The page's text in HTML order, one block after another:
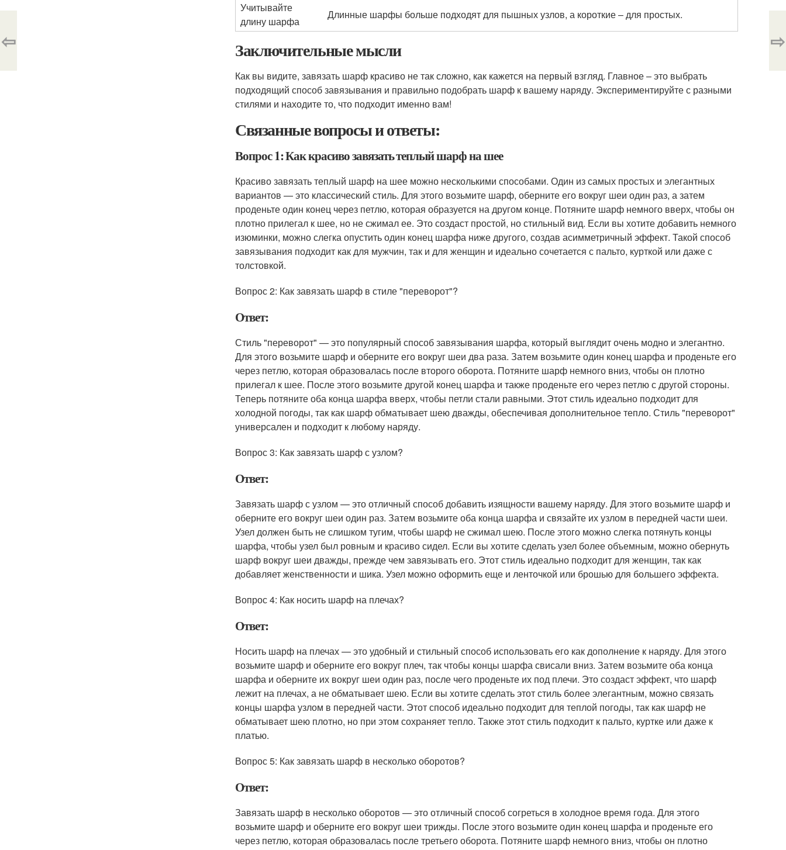
Учитывайте
длину шарфа
Длинные шарфы больше подходят для пышных узлов, а короткие – для простых.
Заключительные мысли
Как вы видите, завязать шарф красиво не так сложно, как кажется на первый взгляд. Главное – это выбрать
подходящий способ завязывания и правильно подобрать шарф к вашему наряду. Экспериментируйте с разными
стилями и находите то, что подходит именно вам!
Связанные вопросы и ответы:
Вопрос 1: Как красиво завязать теплый шарф на шее
Красиво завязать теплый шарф на шее можно несколькими способами. Один из самых простых и элегантных
вариантов — это классический стиль. Для этого возьмите шарф, оберните его вокруг шеи один раз, а затем
проденьте один конец через петлю, которая образуется на другом конце. Потяните шарф немного вверх, чтобы он
плотно прилегал к шее, но не сжимал ее. Это создаст простой, но стильный вид. Если вы хотите добавить немного
изюминки, можно слегка опустить один конец шарфа ниже другого, создав асимметричный эффект. Такой способ
завязывания подходит как для мужчин, так и для женщин и идеально сочетается с пальто, курткой или даже с
толстовкой.
Вопрос 2: Как завязать шарф в стиле "переворот"?
Ответ:
Стиль "переворот" — это популярный способ завязывания шарфа, который выглядит очень модно и элегантно.
Для этого возьмите шарф и оберните его вокруг шеи два раза. Затем возьмите один конец шарфа и проденьте его
через петлю, которая образовалась после второго оборота. Потяните шарф немного вниз, чтобы он плотно
прилегал к шее. После этого возьмите другой конец шарфа и также проденьте его через петлю с другой стороны.
Теперь потяните оба конца шарфа вверх, чтобы петли стали равными. Этот стиль идеально подходит для
холодной погоды, так как шарф обматывает шею дважды, обеспечивая дополнительное тепло. Стиль "переворот"
универсален и подходит к любому наряду.
Вопрос 3: Как завязать шарф с узлом?
Ответ:
Завязать шарф с узлом — это отличный способ добавить изящности вашему наряду. Для этого возьмите шарф и
оберните его вокруг шеи один раз. Затем возьмите оба конца шарфа и связайте их узлом в передней части шеи.
Узел должен быть не слишком тугим, чтобы шарф не сжимал шею. После этого можно слегка потянуть концы
шарфа, чтобы узел был ровным и красиво сидел. Если вы хотите сделать узел более объемным, можно обернуть
шарф вокруг шеи дважды, прежде чем завязывать его. Этот стиль идеально подходит для женщин, так как
добавляет женственности и шика. Узел можно оформить еще и ленточкой или брошью для большего эффекта.
Вопрос 4: Как носить шарф на плечах?
Ответ:
Носить шарф на плечах — это удобный и стильный способ использовать его как дополнение к наряду. Для этого
возьмите шарф и оберните его вокруг плеч, так чтобы концы шарфа свисали вниз. Затем возьмите оба конца
шарфа и оберните их вокруг шеи один раз, после чего проденьте их под плечи. Это создаст эффект, что шарф
лежит на плечах, а не обматывает шею. Если вы хотите сделать этот стиль более элегантным, можно связать
концы шарфа узлом в передней части. Этот способ идеально подходит для теплой погоды, так как шарф не
обматывает шею плотно, но при этом сохраняет тепло. Также этот стиль подходит к пальто, куртке или даже к
платью.
Вопрос 5: Как завязать шарф в несколько оборотов?
Ответ:
Завязать шарф в несколько оборотов — это отличный способ согреться в холодное время года. Для этого
возьмите шарф и оберните его вокруг шеи трижды. После этого возьмите один конец шарфа и проденьте его
через петлю, которая образовалась после третьего оборота. Потяните шарф немного вниз, чтобы он плотно
⇦ ⇨